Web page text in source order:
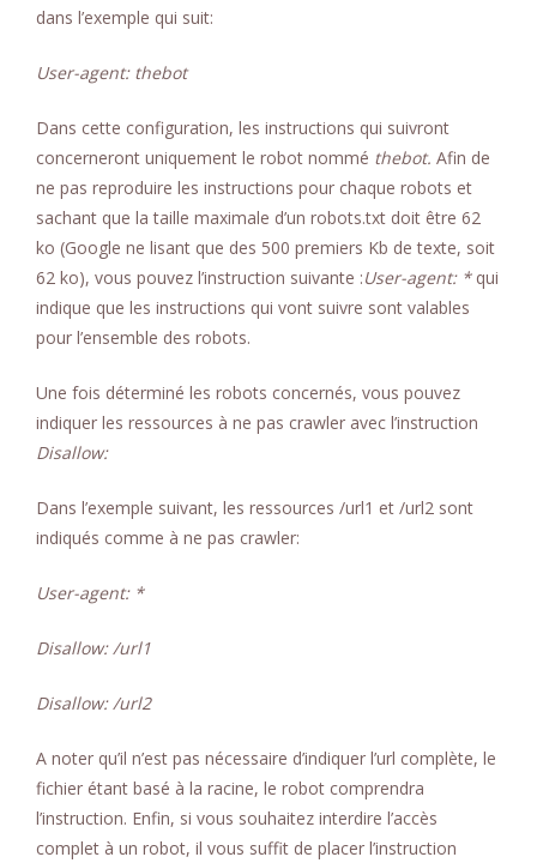
dans l’exemple qui suit:
User-agent: thebot
Dans cette configuration, les instructions qui suivront
concerneront uniquement le robot nommé thebot. Afin de
ne pas reproduire les instructions pour chaque robots et
sachant que la taille maximale d’un robots.txt doit être 62
ko (Google ne lisant que des 500 premiers Kb de texte, soit
62 ko), vous pouvez l’instruction suivante :User-agent: * qui
indique que les instructions qui vont suivre sont valables
pour l’ensemble des robots.
Une fois déterminé les robots concernés, vous pouvez
indiquer les ressources à ne pas crawler avec l’instruction
Disallow:
Dans l’exemple suivant, les ressources /url1 et /url2 sont
indiqués comme à ne pas crawler:
User-agent: *
Disallow: /url1
Disallow: /url2
A noter qu’il n’est pas nécessaire d’indiquer l’url complète, le
fichier étant basé à la racine, le robot comprendra
l’instruction. Enfin, si vous souhaitez interdire l’accès
complet à un robot, il vous suffit de placer l’instruction